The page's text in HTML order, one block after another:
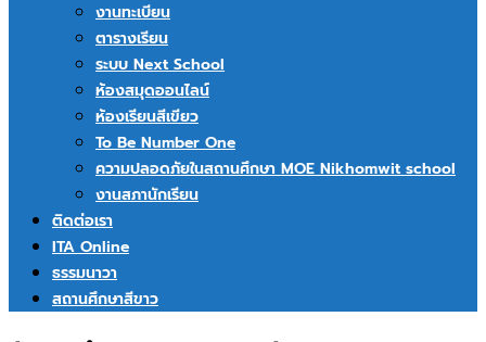
งานทะเบียน
ตารางเรียน
ระบบ Next School
ห้องสมุดออนไลน์
ห้องเรียนสีเขียว
To Be Number One
ความปลอดภัยในสถานศึกษา MOE Nikhomwit school
งานสภานักเรียน
ติดต่อเรา
ITA Online
ธรรมนาวา
สถานศึกษาสีขาว